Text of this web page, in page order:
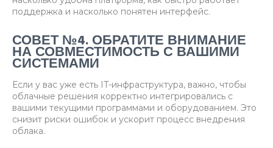
поддержка и насколько понятен интерфейс.
СОВЕТ №4. ОБРАТИТЕ ВНИМАНИЕ
НА СОВМЕСТИМОСТЬ С ВАШИМИ
СИСТЕМАМИ
Если у вас уже есть IT-инфраструктура, важно, чтобы
облачные решения корректно интегрировались с
вашими текущими программами и оборудованием. Это
снизит риски ошибок и ускорит процесс внедрения
облака.